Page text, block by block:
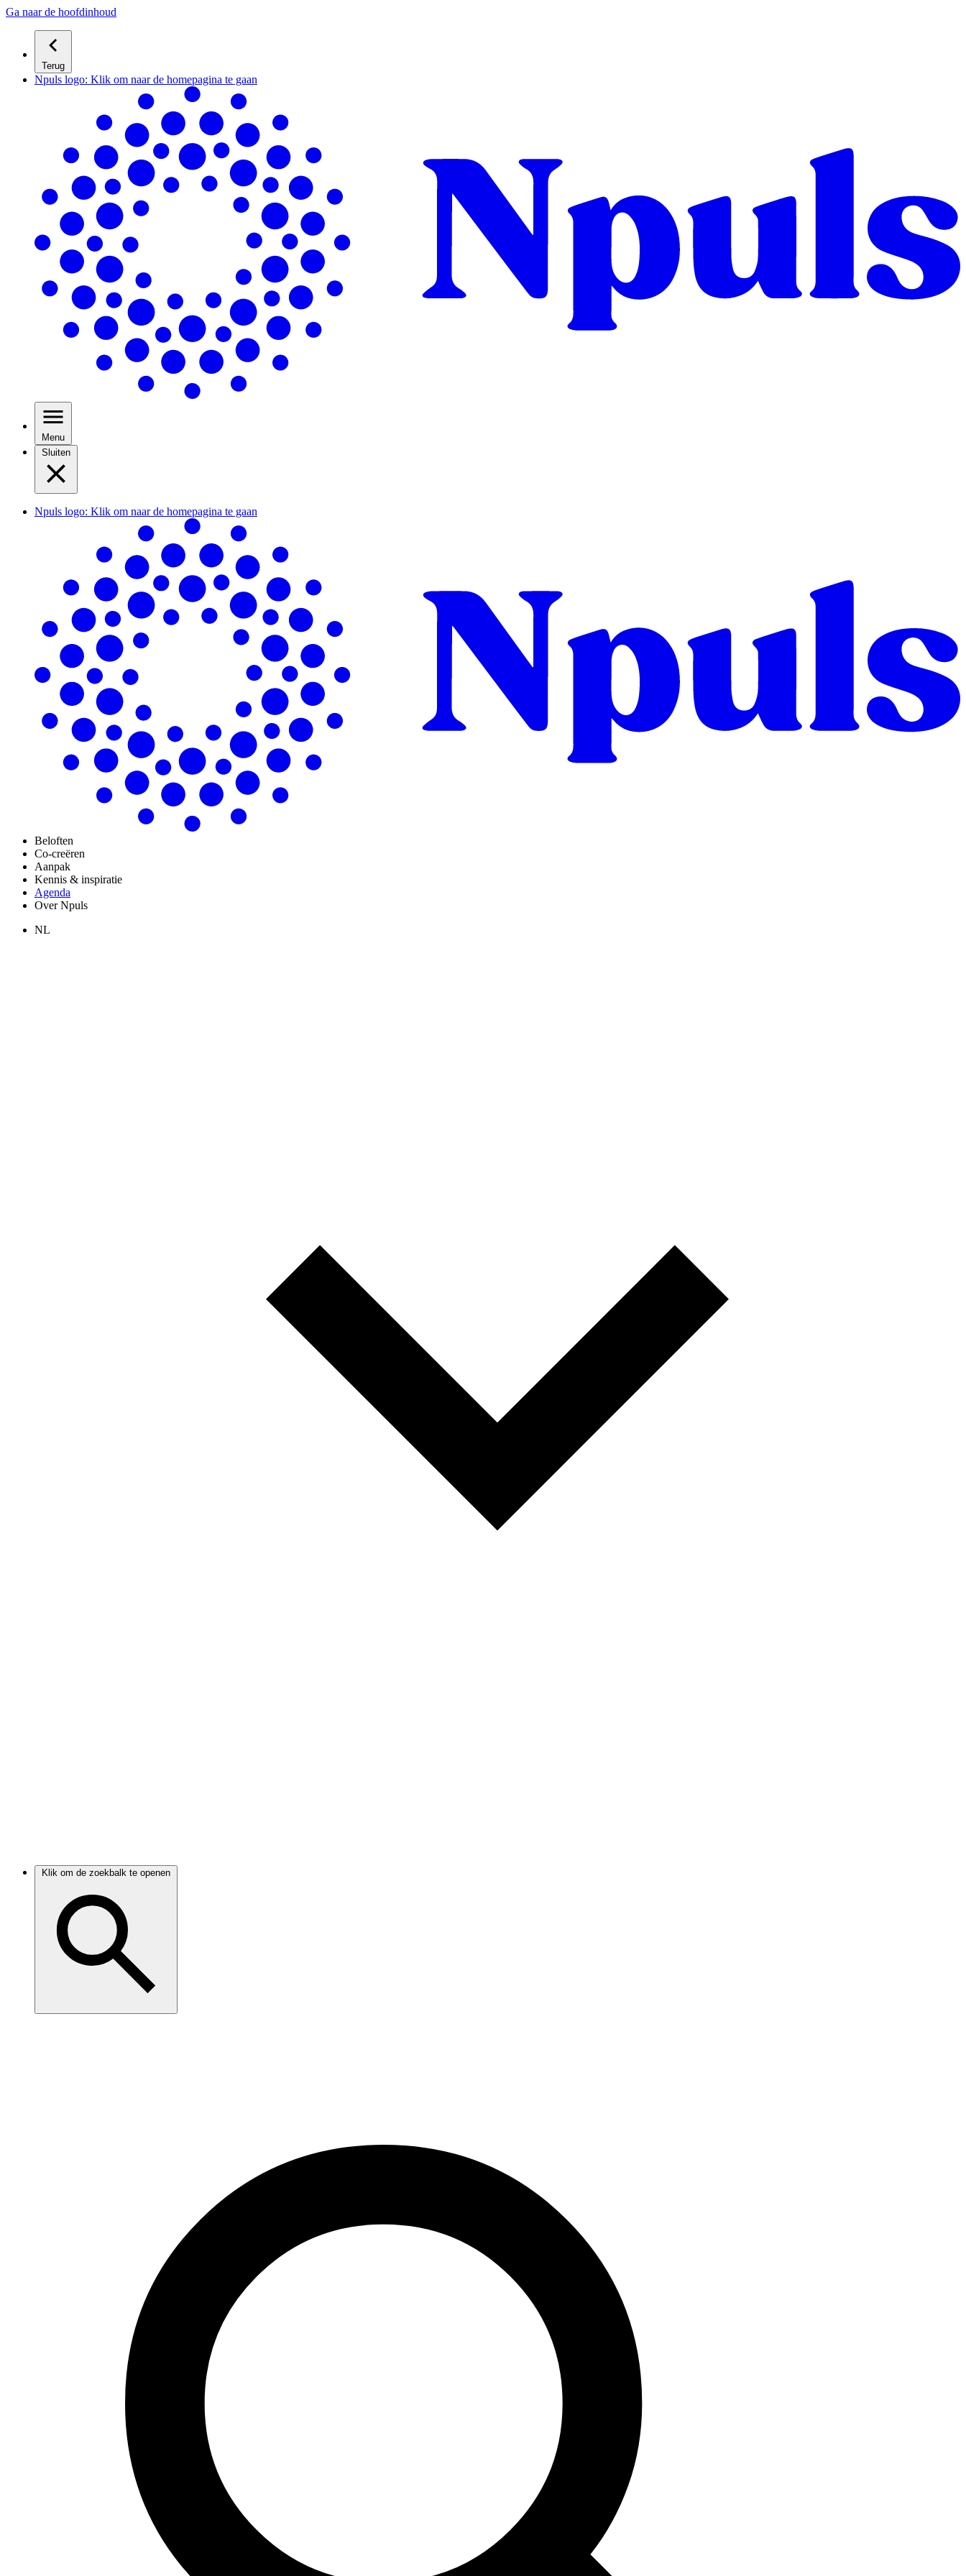
Ga naar de hoofdinhoud
Terug
Npuls logo: Klik om naar de homepagina te gaan
Menu
Sluiten
Npuls logo: Klik om naar de homepagina te gaan
Beloften
Co-creëren
Aanpak
Kennis & inspiratie
Agenda
Over Npuls
NL
Klik om de zoekbalk te openen